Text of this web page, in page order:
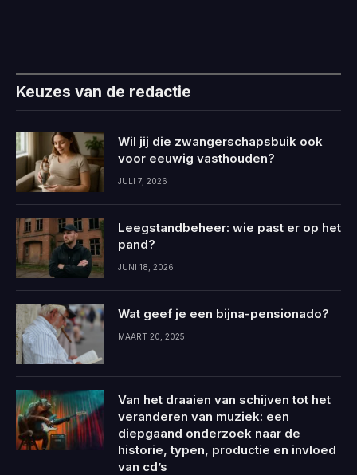
Keuzes van de redactie
Wil jij die zwangerschapsbuik ook
voor eeuwig vasthouden?
JULI 7, 2026
Leegstandbeheer: wie past er op het
pand?
JUNI 18, 2026
Wat geef je een bijna-pensionado?
MAART 20, 2025
Van het draaien van schijven tot het
veranderen van muziek: een
diepgaand onderzoek naar de
historie, typen, productie en invloed
van cd’s